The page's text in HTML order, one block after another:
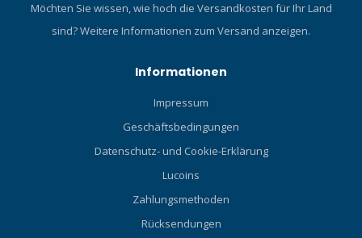
Möchten Sie wissen, wie hoch die Versandkosten für Ihr Land
sind?Weitere Informationen zum Versand anzeigen.
Informationen
Impressum
Geschäftsbedingungen
Datenschutz- und Cookie-Erklärung
Lucoins
Zahlungsmethoden
Rücksendungen